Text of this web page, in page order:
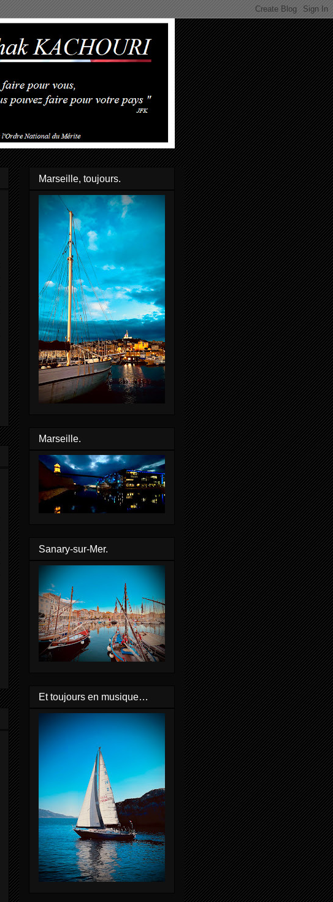
Marseille, toujours.
Marseille.
Sanary-sur-Mer.
Et toujours en musique…